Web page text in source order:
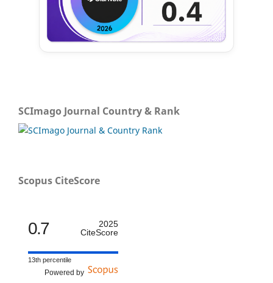
SCImago Journal Country & Rank
Scopus CiteScore
0.7
2025
CiteScore
13th percentile
Powered by